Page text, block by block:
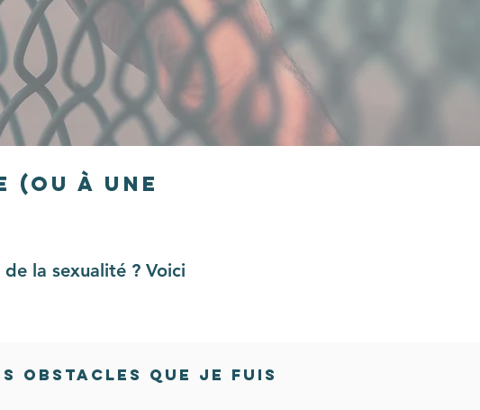
(ou à une
la sexualité ? Voici
obstacles que je fuis